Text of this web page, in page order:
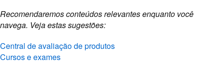
Recomendaremos conteúdos relevantes enquanto você
navega. Veja estas sugestões:
Central de avaliação de produtos
Cursos e exames